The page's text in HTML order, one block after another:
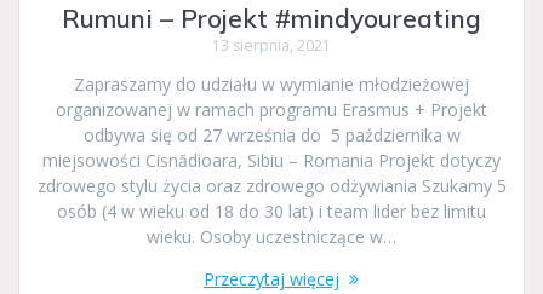
Rumuni – Projekt #mindyoureating
13 sierpnia, 2021
Zapraszamy do udziału w wymianie młodzieżowej
organizowanej w ramach programu Erasmus + Projekt
odbywa się od 27 września do 5 października w
miejsowości Cisnădioara, Sibiu – Romania Projekt dotyczy
zdrowego stylu życia oraz zdrowego odżywiania Szukamy 5
osób (4 w wieku od 18 do 30 lat) i team lider bez limitu
wieku. Osoby uczestniczące w…
Przeczytaj więcej